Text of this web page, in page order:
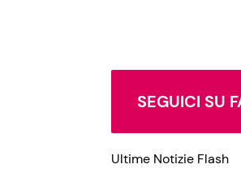
SEGUICI SU
Ultime Notizie Flash